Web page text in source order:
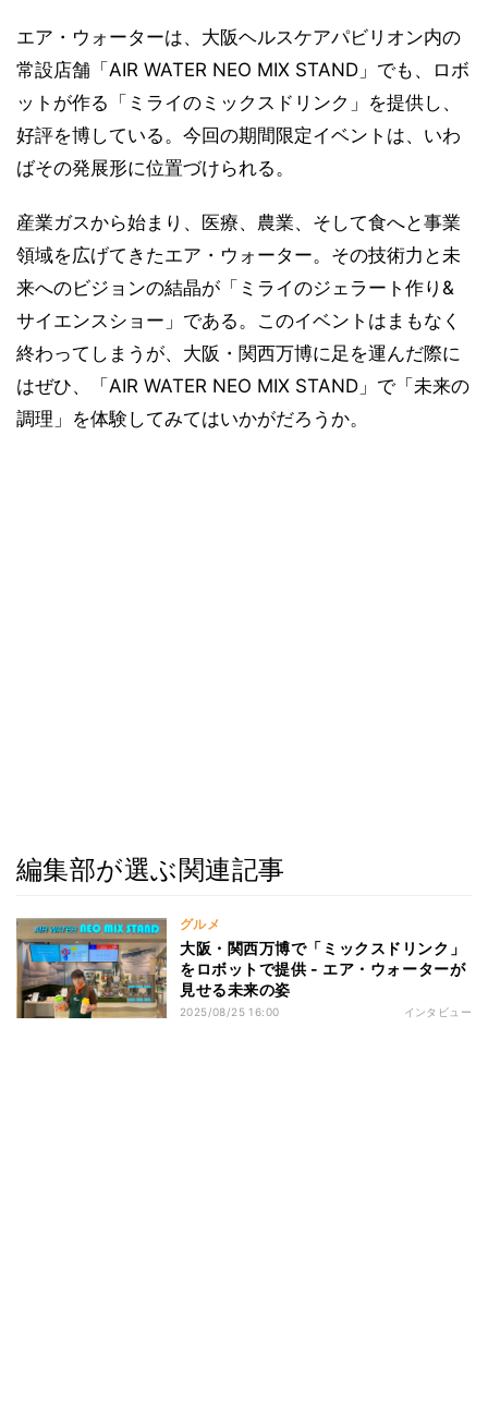
エア・ウォーターは、大阪ヘルスケアパビリオン内の
常設店舗「AIR WATER NEO MIX STAND」でも、ロボ
ットが作る「ミライのミックスドリンク」を提供し、
好評を博している。今回の期間限定イベントは、いわ
ばその発展形に位置づけられる。
産業ガスから始まり、医療、農業、そして食へと事業
領域を広げてきたエア・ウォーター。その技術力と未
来へのビジョンの結晶が「ミライのジェラート作り&
サイエンスショー」である。このイベントはまもなく
終わってしまうが、大阪・関西万博に足を運んだ際に
はぜひ、「AIR WATER NEO MIX STAND」で「未来の
調理」を体験してみてはいかがだろうか。
編集部が選ぶ関連記事
グルメ
大阪・関西万博で「ミックスドリンク」
をロボットで提供 - エア・ウォーターが
見せる未来の姿
2025/08/25 16:00 インタビュー